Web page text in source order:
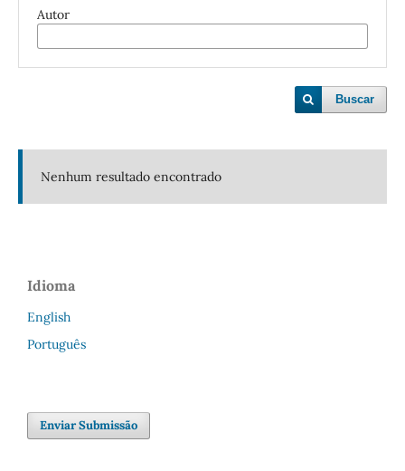
Autor
Buscar
Nenhum resultado encontrado
Idioma
English
Português
Enviar Submissão